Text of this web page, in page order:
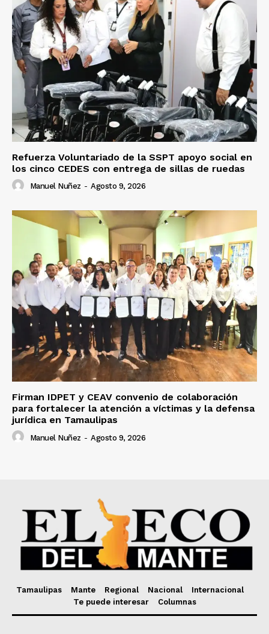
Refuerza Voluntariado de la SSPT apoyo social en
los cinco CEDES con entrega de sillas de ruedas
Manuel Nuñez - Agosto 9, 2026
Firman IDPET y CEAV convenio de colaboración
para fortalecer la atención a víctimas y la defensa
jurídica en Tamaulipas
Manuel Nuñez - Agosto 9, 2026
Tamaulipas Mante Regional Nacional
Internacional
Te puede interesar
Columnas